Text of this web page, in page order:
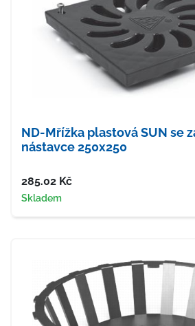
ND-Mřížka plastová SUN se
nástavce 250x250
Cena
285.02 Kč
Dostupnost
Skladem